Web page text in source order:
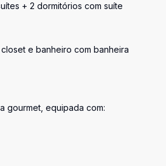
+ 2 dormitórios com suíte
e banheiro com banheira
gourmet, equipada com: